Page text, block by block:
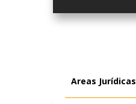
Areas Jurídicas